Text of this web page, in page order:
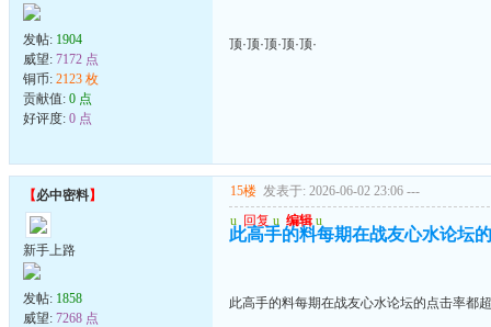
发帖: 1904
威望: 7172 点
铜币: 2123 枚
贡献值: 0 点
好评度: 0 点
顶·顶·顶·顶·顶·
【必中密料】
新手上路
发帖: 1858
威望: 7268 点
15楼 发表于: 2026-06-02 23:06 ---
u 回复 u 编辑 u
此高手的料每期在战友心水论坛
此高手的料每期在战友心水论坛的点击率都